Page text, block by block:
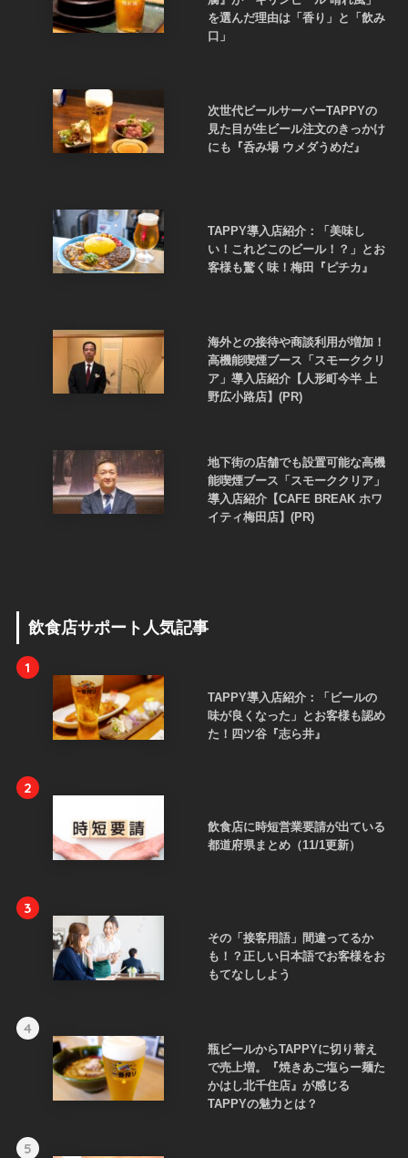
を選んだ理由は「香り」と「飲み
口」
次世代ビールサーバーTAPPYの
見た目が生ビール注文のきっかけ
にも『呑み場 ウメダうめだ』
TAPPY導入店紹介：「美味し
い！これどこのビール！？」とお
客様も驚く味！梅田『ピチカ』
海外との接待や商談利用が増加！
高機能喫煙ブース「スモーククリ
ア」導入店紹介【人形町今半 上
野広小路店】(PR)
地下街の店舗でも設置可能な高機
能喫煙ブース「スモーククリア」
導入店紹介【CAFE BREAK ホワ
イティ梅田店】(PR)
飲食店サポート人気記事
1
TAPPY導入店紹介：「ビールの
味が良くなった」とお客様も認め
た！四ツ谷『志ら井』
2
飲食店に時短営業要請が出ている
都道府県まとめ（11/1更新）
3
その「接客用語」間違ってるか
も！？正しい日本語でお客様をお
もてなししよう
4
瓶ビールからTAPPYに切り替え
で売上増。『焼きあご塩らー麺た
かはし北千住店』が感じる
TAPPYの魅力とは？
5